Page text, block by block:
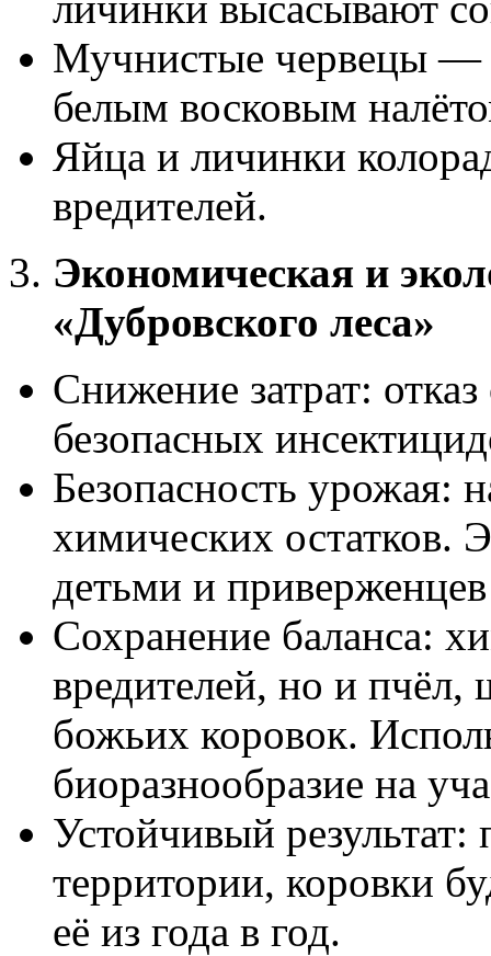
Мучнистые червецы —
белым восковым
Яйца и личинки
вредителей.
Экономическая и
«Дубровского леса»
Снижение затрат:
безопасных
Безопасность урожая:
химических остатков.
детьми и
Сохранение баланса:
вредителей, но и пчёл,
божьих коровок.
биоразнообразие на
Устойчивый
территории, коровки
её из года в год.